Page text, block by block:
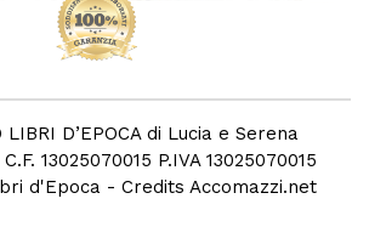
LIBRI D’EPOCA di Lucia e Serena
13025070015 P.IVA 13025070015
d'Epoca - Credits Accomazzi.net